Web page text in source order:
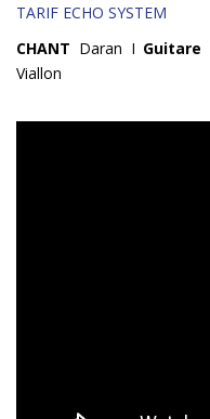
TARIF ECHO SYSTEM
CHANT Daran I Guitare
Viallon